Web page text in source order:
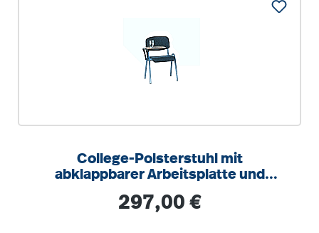
College-Polsterstuhl mit
abklappbarer Arbeitsplatte und
Regulärer Preis:
297,00 €